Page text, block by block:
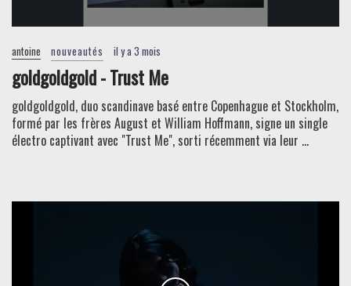
antoine nouveautés il y a 3 mois
goldgoldgold - Trust Me
goldgoldgold, duo scandinave basé entre Copenhague et Stockholm,
formé par les frères August et William Hoffmann, signe un single
électro captivant avec "Trust Me", sorti récemment via leur ...